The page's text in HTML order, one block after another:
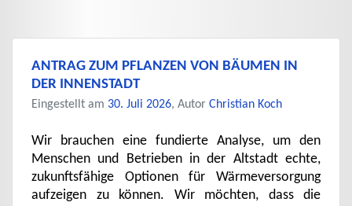
ANTRAG ZUM PFLANZEN VON BÄUMEN IN
DER INNENSTADT
Eingestellt am 30. Juli 2026, Autor Christian Koch
Wir brauchen eine fundierte Analyse, um den
Menschen und Betrieben in der Altstadt echte,
zukunftsfähige Optionen für Wärmeversorgung
aufzeigen zu können. Wir möchten, dass die